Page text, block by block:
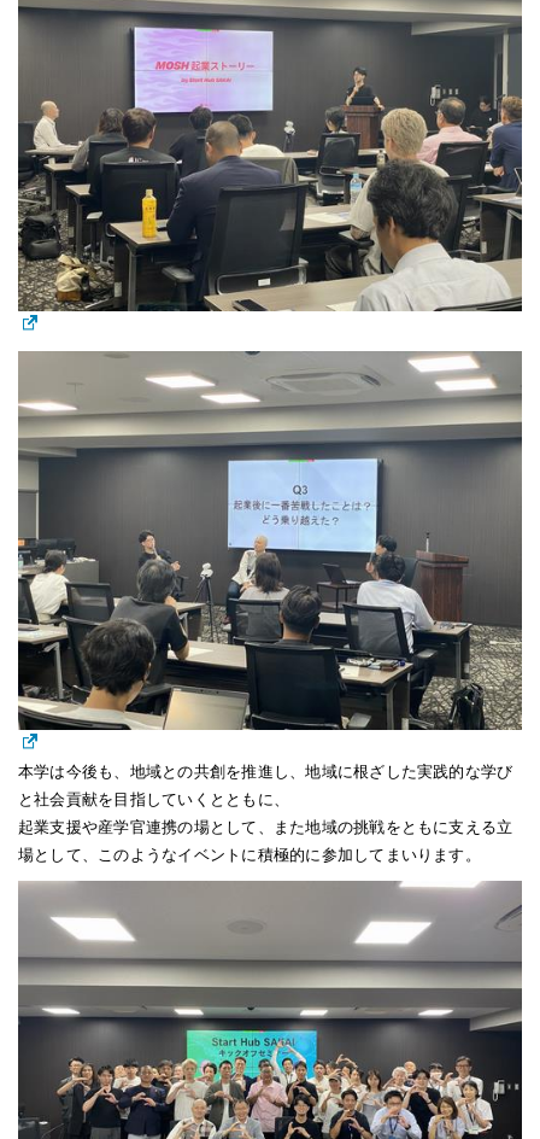
本学は今後も、地域との共創を推進し、地域に根ざした実践的な学び
と社会貢献を目指していくとともに、
起業支援や産学官連携の場として、また地域の挑戦をともに支える立
場として、このようなイベントに積極的に参加してまいります。